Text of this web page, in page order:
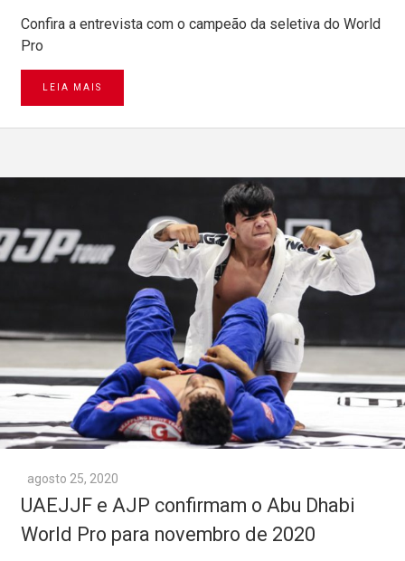
Confira a entrevista com o campeão da seletiva do World
Pro
LEIA MAIS
agosto 25, 2020
UAEJJF e AJP confirmam o Abu Dhabi
World Pro para novembro de 2020